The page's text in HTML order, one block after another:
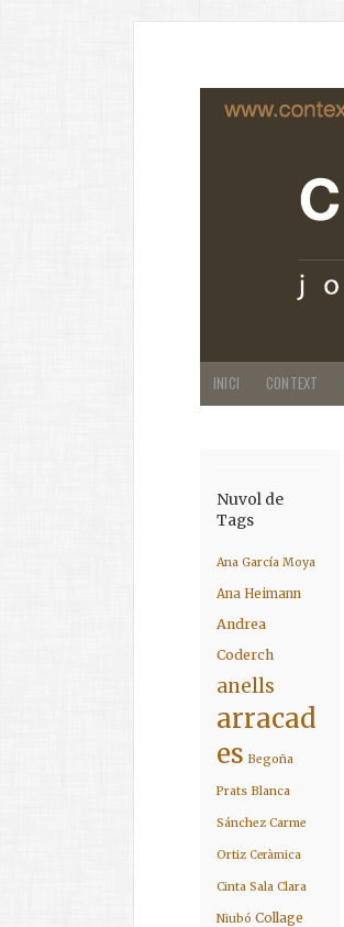
INICI CONTEXT
Nuvol de
Tags
Ana García Moya
Ana Heimann
Andrea
Coderch
anells
arracad
es Begoña
Prats Blanca
Sánchez Carme
Ortiz Ceràmica
Cinta Sala Clara
Niubó Collage